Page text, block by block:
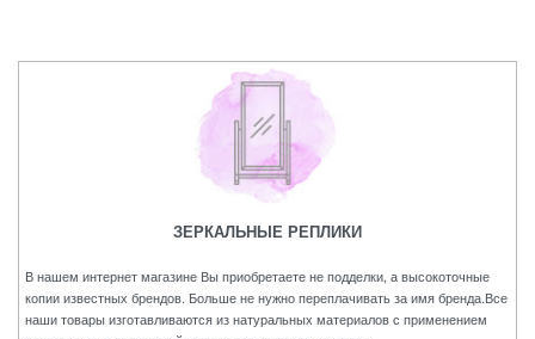
ЗЕРКАЛЬНЫЕ РЕПЛИКИ
В нашем интернет магазине Вы приобретаете не подделки, а высокоточные
копии известных брендов. Больше не нужно переплачивать за имя бренда.Все
наши товары изготавливаются из натуральных материалов с применением